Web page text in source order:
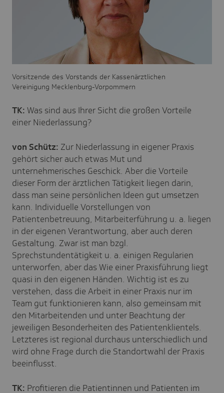
Vorsitzende des Vorstands der Kassenärztlichen
Vereinigung Mecklenburg-Vorpommern
TK: Was sind aus Ihrer Sicht die großen Vorteile
einer Niederlassung?
von Schütz: Zur Niederlassung in eigener Praxis
gehört sicher auch etwas Mut und
unternehmerisches Geschick. Aber die Vorteile
dieser Form der ärztlichen Tätigkeit liegen darin,
dass man seine persönlichen Ideen gut umsetzen
kann. Individuelle Vorstellungen von
Patientenbetreuung, Mitarbeiterführung u. a. liegen
in der eigenen Verantwortung, aber auch deren
Gestaltung. Zwar ist man bzgl.
Sprechstundentätigkeit u. a. einigen Regularien
unterworfen, aber das Wie einer Praxisführung liegt
quasi in den eigenen Händen. Wichtig ist es zu
verstehen, dass die Arbeit in einer Praxis nur im
Team gut funktionieren kann, also gemeinsam mit
den Mitarbeitenden und unter Beachtung der
jeweiligen Besonderheiten des Patientenklientels.
Letzteres ist regional durchaus unterschiedlich und
wird ohne Frage durch die Standortwahl der Praxis
beeinflusst.
TK: Profitieren die Patientinnen und Patienten im